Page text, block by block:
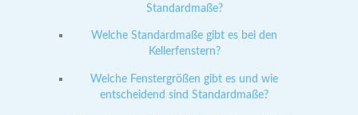
Standardmaße?
Welche Standardmaße gibt es bei den
Kellerfenstern?
Welche Fenstergrößen gibt es und wie
entscheidend sind Standardmaße?